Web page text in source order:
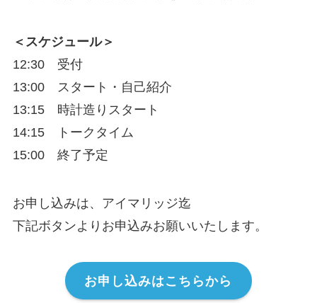
＜スケジュール＞
12:30 受付
13:00 スタート・自己紹介
13:15 時計造りスタート
14:15 トークタイム
15:00 終了予定
お申し込みは、アイマリッジ迄
下記ボタンよりお申込みお願いいたします。
お申し込みはこちらから